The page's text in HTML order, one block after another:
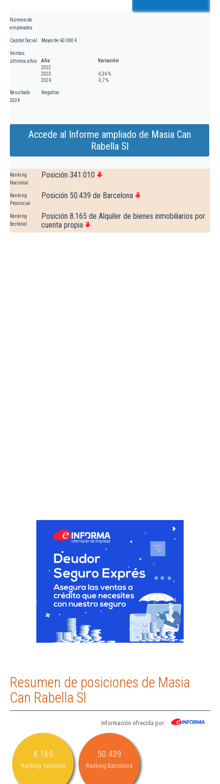
Número de
empleados
Capital Social Mayor de 60.000 €
Ventas
últimos años
Año
Variación
2022
2023
-0,36 %
2024
-3,7 %
Resultado
2024
Negativo
Accede al Informe ampliado de Masia Can
Rabella Sl
Ranking
Nacional
Posición 341.010
Ranking
Provincial
Posición 50.439 de Barcelona
Ranking
Sectorial
Posición 8.165 de Alquiler de bienes inmobiliarios por
cuenta propia
Resumen de posiciones de Masia
Can Rabella Sl
Información ofrecida por
8.165
Ranking Sectorial
50.439
Ranking Barcelona